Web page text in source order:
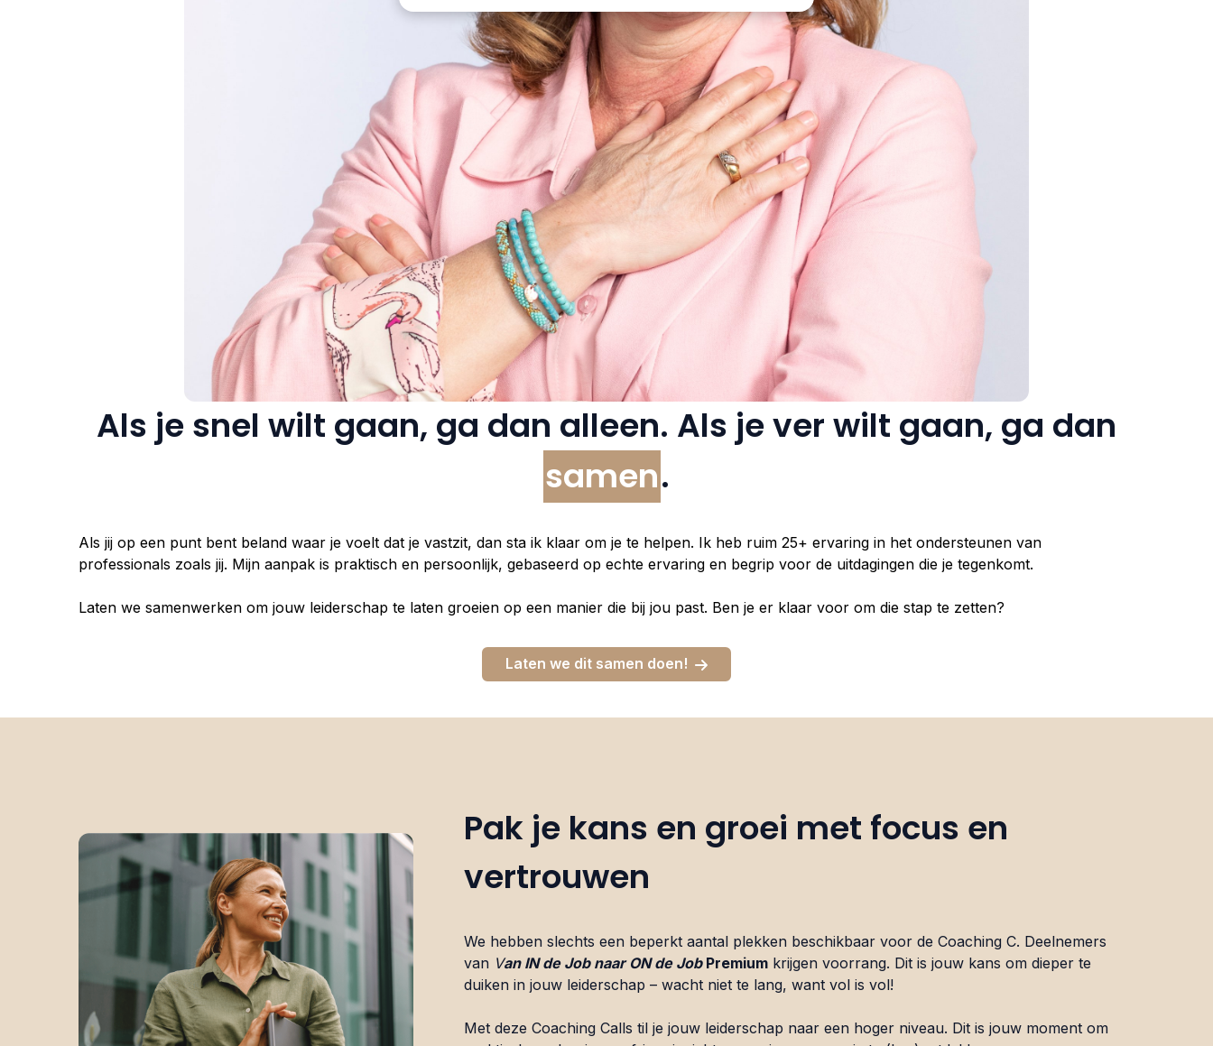
Als je snel wilt gaan, ga dan alleen. Als je ver wilt gaan, ga dan
samen.
Als jij op een punt bent beland waar je voelt dat je vastzit, dan sta ik klaar om je te helpen. Ik heb ruim 25+ ervaring in het ondersteunen van
professionals zoals jij. Mijn aanpak is praktisch en persoonlijk, gebaseerd op echte ervaring en begrip voor de uitdagingen die je tegenkomt.
Laten we samenwerken om jouw leiderschap te laten groeien op een manier die bij jou past. Ben je er klaar voor om die stap te zetten?
Laten we dit samen doen!
Pak je kans en groei met focus en
vertrouwen
We hebben slechts een beperkt aantal plekken beschikbaar voor de Coaching C. Deelnemers
van Van IN de Job naar ON de JobPremium krijgen voorrang. Dit is jouw kans om dieper te
duiken in jouw leiderschap – wacht niet te lang, want vol is vol!
Met deze Coaching Calls til je jouw leiderschap naar een hoger niveau. Dit is jouw moment om